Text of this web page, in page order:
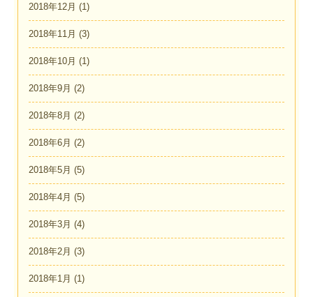
2018年12月 (1)
2018年11月 (3)
2018年10月 (1)
2018年9月 (2)
2018年8月 (2)
2018年6月 (2)
2018年5月 (5)
2018年4月 (5)
2018年3月 (4)
2018年2月 (3)
2018年1月 (1)